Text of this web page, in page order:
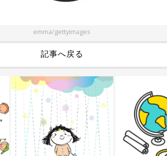
emma/gettyimages
記事へ戻る